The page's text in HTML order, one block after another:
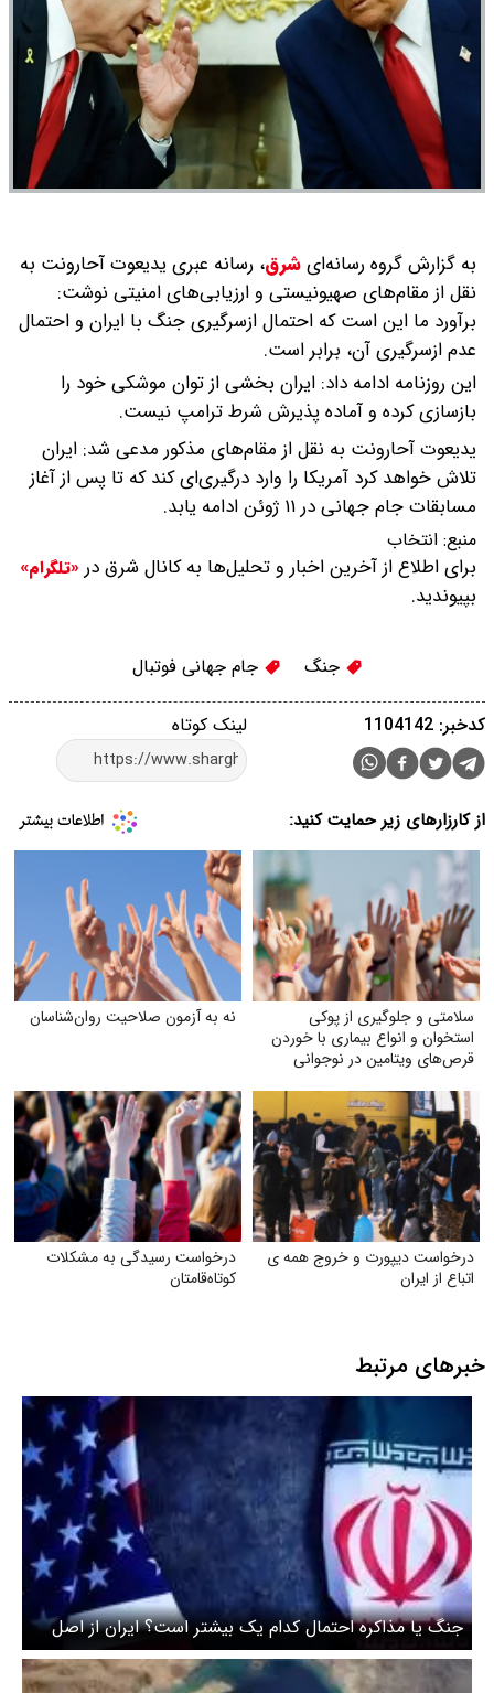
به گزارش گروه رسانه‌ایشرق، رسانه عبری یدیعوت آحارونت به
نقل از مقام‌های صهیونیستی و ارزیابی‌های امنیتی نوشت:
برآورد ما این است که احتمال ازسرگیری جنگ با ایران و احتمال
عدم ازسرگیری آن، برابر است.
این روزنامه ادامه داد: ایران بخشی از توان موشکی خود را
بازسازی کرده و آماده پذیرش شرط ترامپ نیست.
یدیعوت آحارونت به نقل از مقام‌های مذکور مدعی شد: ایران
تلاش خواهد کرد آمریکا را وارد درگیری‌ای کند که تا پس از آغاز
مسابقات جام جهانی در ۱۱ ژوئن ادامه یابد.
منبع: انتخاب
برای اطلاع از آخرین اخبار و تحلیل‌ها به کانال شرق در «تلگرام»
بپیوندید.
جنگ جام جهانی فوتبال
لینک کوتاه کدخبر: 1104142
از کارزارهای زیر حمایت کنید:
سلامتی و جلوگیری از پوکی
استخوان و انواع بیماری با خوردن
قرص‌های ویتامین در نوجوانی
نه به آزمون صلاحیت روان‌شناسان
درخواست دیپورت و خروج همه ی
اتباع از ایران
درخواست رسیدگی به مشکلات
کوتاه‌قامتان
خبرهای مرتبط
جنگ یا مذاکره احتمال کدام یک بیشتر است؟ ایران از اصل
گفت‌وگو برای حل اختلافات استقبال می‌کند